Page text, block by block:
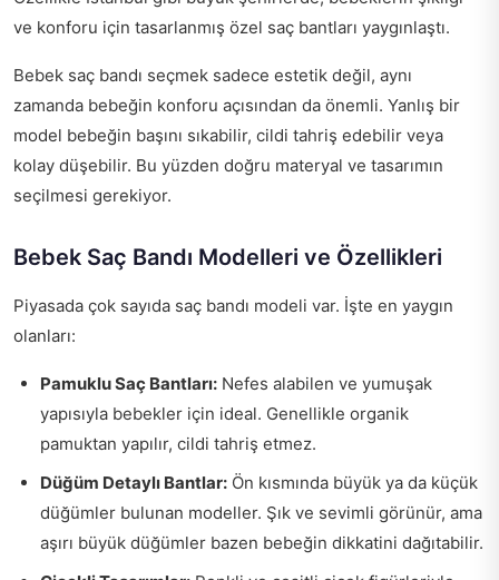
ve konforu için tasarlanmış özel saç bantları yaygınlaştı.
Bebek saç bandı seçmek sadece estetik değil, aynı
zamanda bebeğin konforu açısından da önemli. Yanlış bir
model bebeğin başını sıkabilir, cildi tahriş edebilir veya
kolay düşebilir. Bu yüzden doğru materyal ve tasarımın
seçilmesi gerekiyor.
Bebek Saç Bandı Modelleri ve Özellikleri
Piyasada çok sayıda saç bandı modeli var. İşte en yaygın
olanları:
Pamuklu Saç Bantları: Nefes alabilen ve yumuşak
yapısıyla bebekler için ideal. Genellikle organik
pamuktan yapılır, cildi tahriş etmez.
Düğüm Detaylı Bantlar: Ön kısmında büyük ya da küçük
düğümler bulunan modeller. Şık ve sevimli görünür, ama
aşırı büyük düğümler bazen bebeğin dikkatini dağıtabilir.